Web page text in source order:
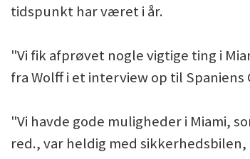
tidspunkt har været i år.
"Vi fik afprøvet nogle vigtige ting i
fra Wolff i et interview op til Spaniens
"Vi havde gode muligheder i Miami,
red., var heldig med